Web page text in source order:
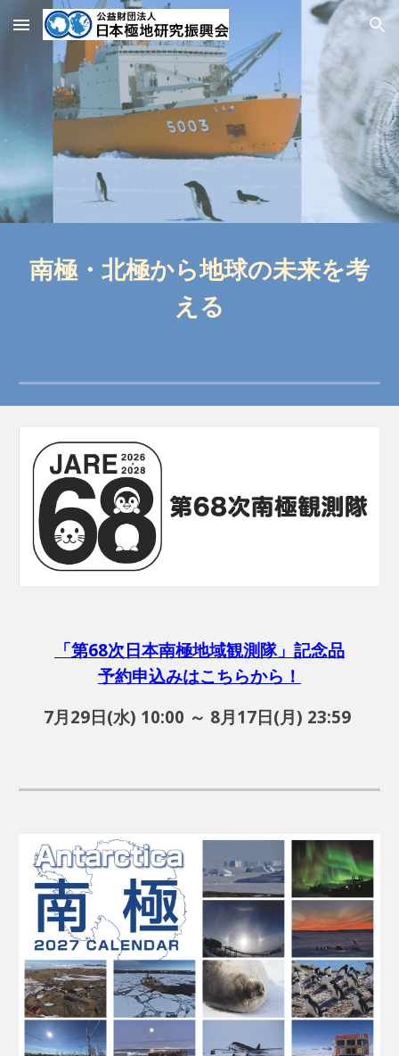
Skip to main content Skip to navigation
南極・北極から地球の未来を考
える
「第68次日本南極地域観測隊」記念品
予約申込みはこちらから！
7月29日(水) 10:00 ～ 8月17日(月) 23:59